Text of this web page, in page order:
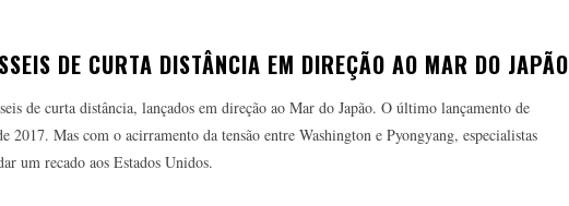
DE CURTA DISTÂNCIA EM DIREÇÃO AO MAR DO JAPÃO
de curta distância, lançados em direção ao Mar do Japão. O último lançamento de
2017. Mas com o acirramento da tensão entre Washington e Pyongyang, especialistas
um recado aos Estados Unidos.